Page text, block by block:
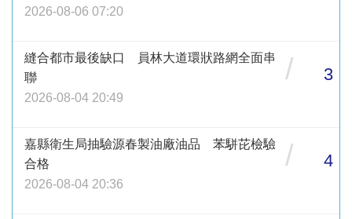
2026-08-06 07:20
縫合都市最後缺口 員林大道環狀路網全面串
聯
2026-08-04 20:49
/ 3
嘉縣衛生局抽驗源春製油廠油品 苯駢芘檢驗
合格
2026-08-04 20:36
/ 4